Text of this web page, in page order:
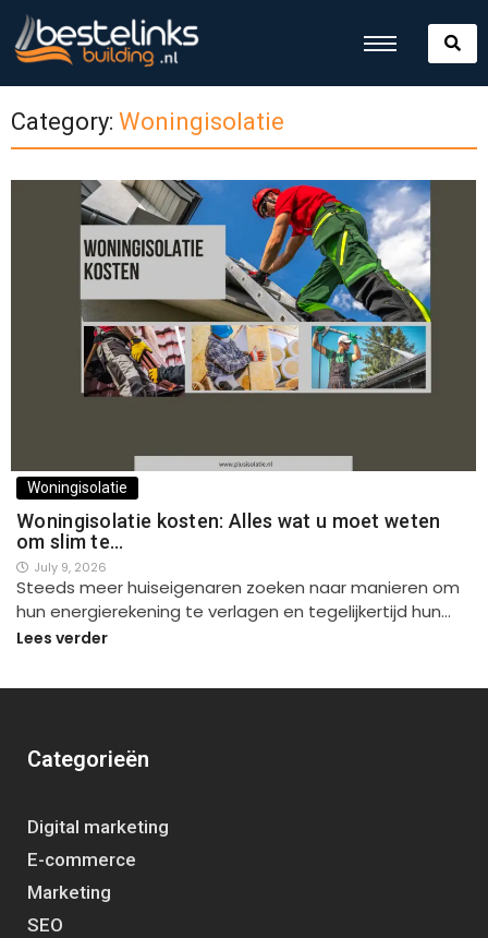
Category: Woningisolatie
Woningisolatie
Woningisolatie kosten: Alles wat u moet weten
om slim te…
July 9, 2026
Steeds meer huiseigenaren zoeken naar manieren om
hun energierekening te verlagen en tegelijkertijd hun…
Lees verder
Categorieën
Digital marketing
E-commerce
Marketing
SEO